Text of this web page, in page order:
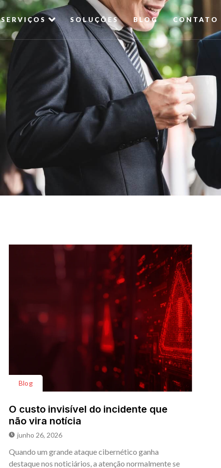
SERVIÇOS SOLUÇÕES BLOG CONTATO
Blog
O custo invisível do incidente que
não vira notícia
junho 26, 2026
Quando um grande ataque cibernético ganha
destaque nos noticiários, a atenção normalmente se